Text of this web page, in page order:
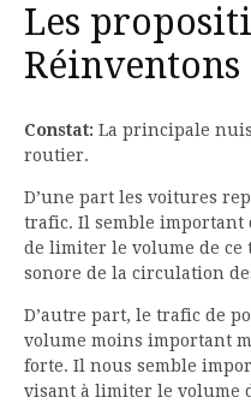
Les
Constat: La principale
routier.
D’une part les voitures
trafic. Il semble important
de limiter le volume de ce
sonore de la circulation
D’autre part, le trafic de
volume moins important
forte. Il nous semble
visant à limiter le volume